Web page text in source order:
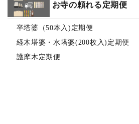
お寺の頼れる定期便
卒塔婆（50本入)定期便
経木塔婆・水塔婆(200枚入)定期便
護摩木定期便